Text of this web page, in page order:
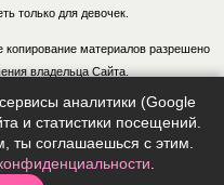
только для девочек.
материалов разрешено
владельца Сайта.
лица могут быть привлечены к
законодательством Российской
аналитики (Google
и статистики посещений.
ты соглашаешься с этим.